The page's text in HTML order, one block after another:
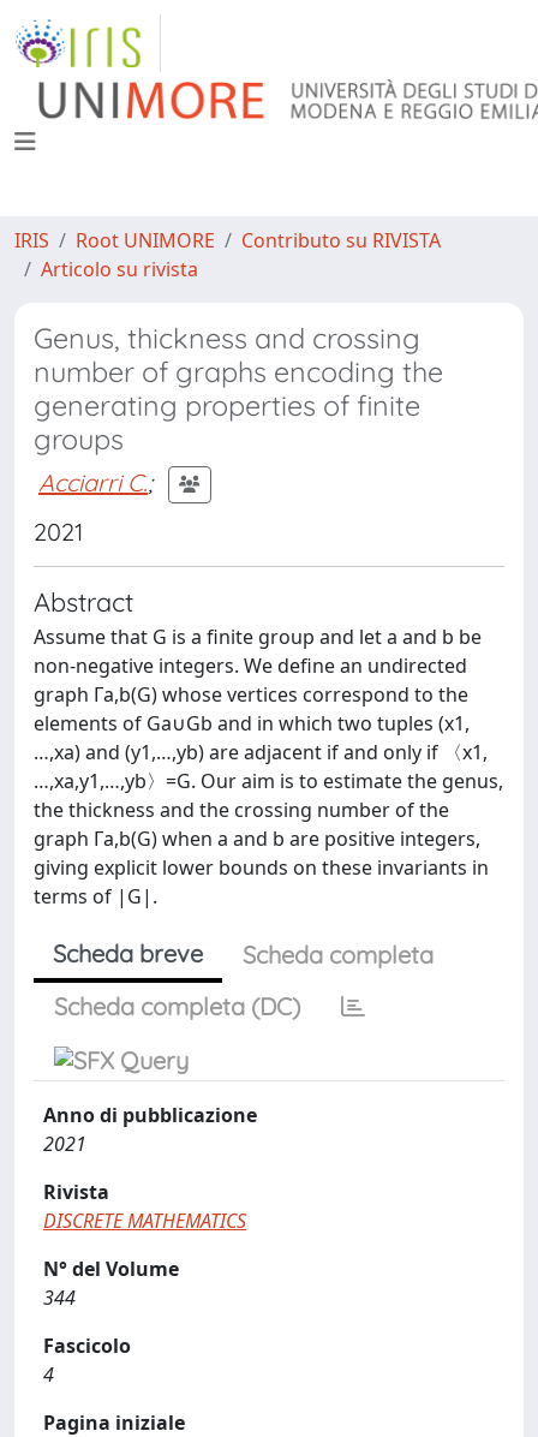
IRIS Root UNIMORE
Contributo su RIVISTA
Articolo su rivista
Genus, thickness and crossing
number of graphs encoding the
generating properties of finite
groups
Acciarri C.;
2021
Abstract
Assume that G is a finite group and let a and b be
non-negative integers. We define an undirected
graph Γa,b(G) whose vertices correspond to the
elements of Ga∪Gb and in which two tuples (x1,
…,xa) and (y1,…,yb) are adjacent if and only if 〈x1,
…,xa,y1,…,yb〉=G. Our aim is to estimate the genus,
the thickness and the crossing number of the
graph Γa,b(G) when a and b are positive integers,
giving explicit lower bounds on these invariants in
terms of |G|.
Scheda breve
Scheda completa
Scheda completa (DC)
Anno di pubblicazione
2021
Rivista
DISCRETE MATHEMATICS
N° del Volume
344
Fascicolo
4
Pagina iniziale